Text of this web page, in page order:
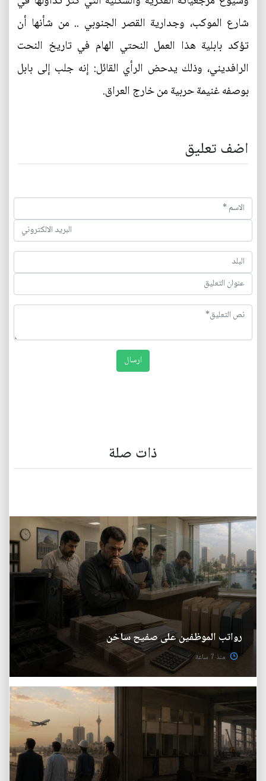
شارع الموكب، وجدارية القصر الجنوبي .. من شأنها أن
تؤكد بابلية هذا العمل النحتي الهام في تاريخ النحت
الرافديني، وذلك يدحض الرأي القائل: إنه جلب إلى بابل
بوصفه غنيمة حربية من خارج العراق.
اضف تعليق
ذات صلة
رواتب الموظفين على صفيح ساخن
منذ 7 ساعة